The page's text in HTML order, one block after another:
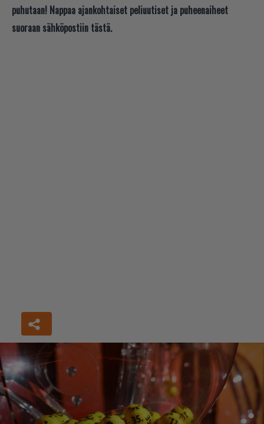
puhutaan! Nappaa ajankohtaiset peliuutiset ja puheenaiheet
suoraan sähköpostiin tästä.